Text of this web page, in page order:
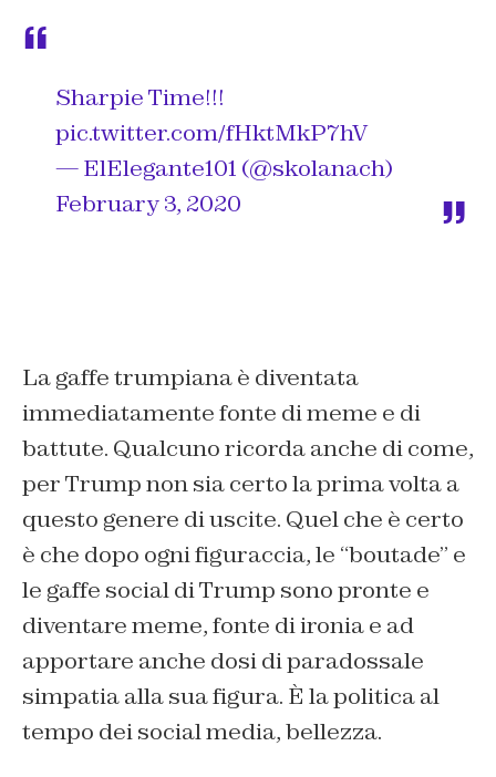
Sharpie Time!!!
pic.twitter.com/fHktMkP7hV
— ElElegante101 (@skolanach)
February 3, 2020
La gaffe trumpiana è diventata
immediatamente fonte di meme e di
battute. Qualcuno ricorda anche di come,
per Trump non sia certo la prima volta a
questo genere di uscite. Quel che è certo
è che dopo ogni figuraccia, le “boutade” e
le gaffe social di Trump sono pronte e
diventare meme, fonte di ironia e ad
apportare anche dosi di paradossale
simpatia alla sua figura. È la politica al
tempo dei social media, bellezza.